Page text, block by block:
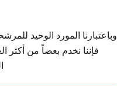
وباعتبارنا المورد الوحيد
فإننا نخدم بعضاً من أكثر